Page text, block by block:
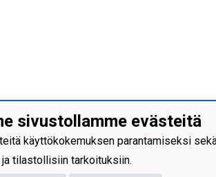
Kempele
sivustollamme evästeitä
käyttökokemuksen parantamiseksi
ja tilastollisiin tarkoituksiin.